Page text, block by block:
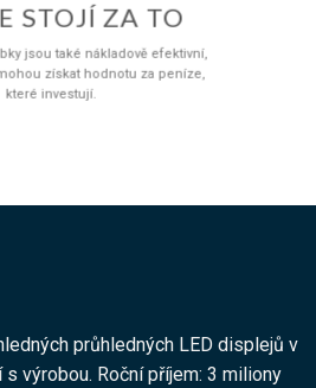
STOJÍ ZA TO
jsou také nákladově efektivní,
získat hodnotu za peníze,
které investují.
průhledných LED displejů v
výrobou. Roční příjem: 3 miliony